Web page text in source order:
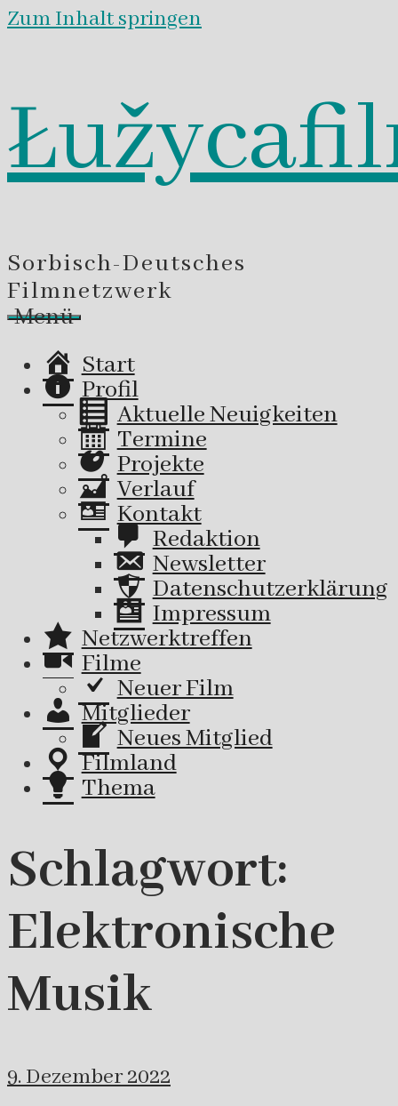
Zum Inhalt springen
Sorbisch-Deutsches
Filmnetzwerk
Menü
Start
Profil
Aktuelle Neuigkeiten
Termine
Projekte
Verlauf
Kontakt
Redaktion
Newsletter
Datenschutzerklärung
Impressum
Netzwerktreffen
Filme
Neuer Film
Mitglieder
Neues Mitglied
Filmland
Thema
Schlagwort:
Elektronische
Musik
9. Dezember 2022